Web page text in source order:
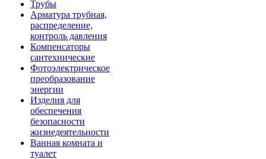
Трубы
Арматура трубная,
распределение,
контроль давления
Компенсаторы
сантехнические
Фотоэлектрическое
преобразование
энергии
Изделия для
обеспечения
безопасности
жизнедеятельности
Ванная комната и
туалет